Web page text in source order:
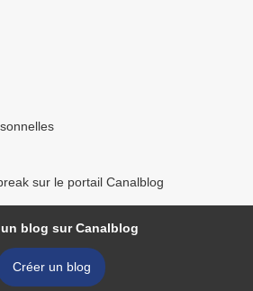
sur le portail Canalblog
un blog sur Canalblog
Créer un blog